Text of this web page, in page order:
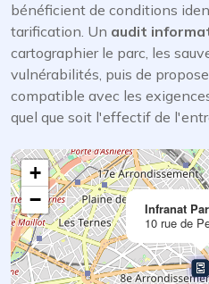
bénéficient de conditions
tarification. Un audit
cartographier le parc, les
vulnérabilités, puis de
compatible avec les
quel que soit l'effectif de
Infranat
10 rue de
+
−